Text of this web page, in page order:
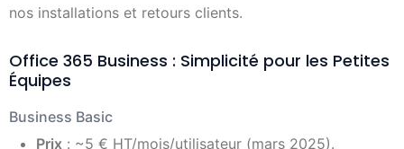
nos installations et retours clients.
Office 365 Business : Simplicité pour les Petites
Équipes
Business Basic
Prix : ~5 € HT/mois/utilisateur (mars 2025).